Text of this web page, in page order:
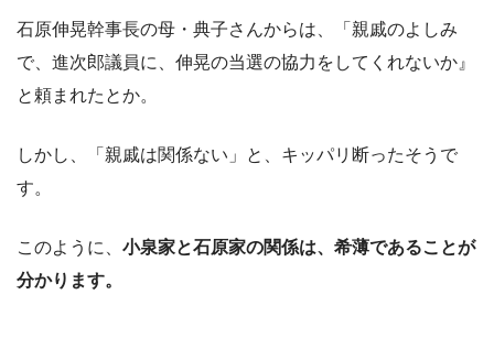
石原伸晃幹事長の母・典子さんからは、「親戚のよしみ
で、進次郎議員に、伸晃の当選の協力をしてくれないか』
と頼まれたとか。
しかし、「親戚は関係ない」と、キッパリ断ったそうで
す。
このように、 小泉家と石原家の関係は、希薄であることが
分かります。